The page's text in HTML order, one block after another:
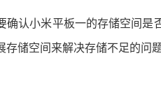
确认小米平板一的存储空间
储空间来解决存储不足的问题